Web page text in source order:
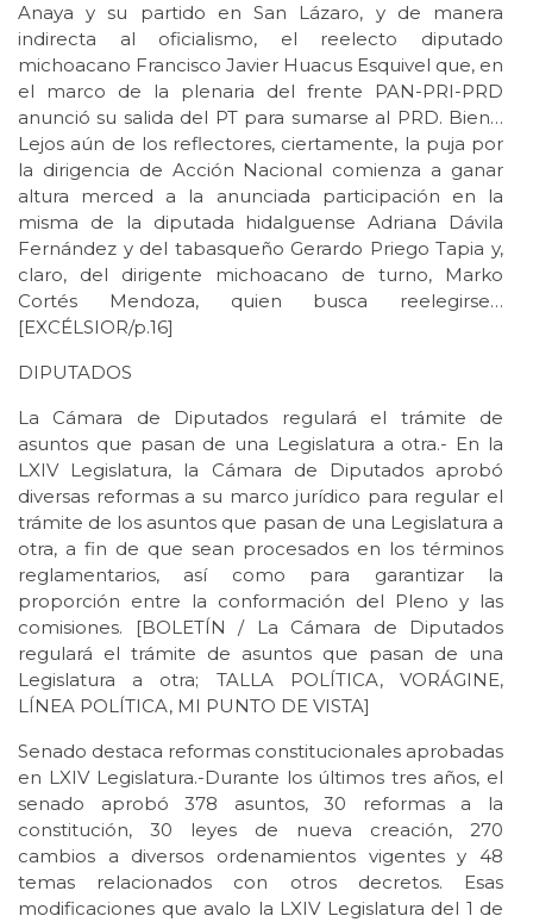
Anaya y su partido en San Lázaro, y de manera
indirecta al oficialismo, el reelecto diputado
michoacano Francisco Javier Huacus Esquivel que, en
el marco de la plenaria del frente PAN-PRI-PRD
anunció su salida del PT para sumarse al PRD. Bien…
Lejos aún de los reflectores, ciertamente, la puja por
la dirigencia de Acción Nacional comienza a ganar
altura merced a la anunciada participación en la
misma de la diputada hidalguense Adriana Dávila
Fernández y del tabasqueño Gerardo Priego Tapia y,
claro, del dirigente michoacano de turno, Marko
Cortés Mendoza, quien busca reelegirse…
[EXCÉLSIOR/p.16]
DIPUTADOS
La Cámara de Diputados regulará el trámite de
asuntos que pasan de una Legislatura a otra.- En la
LXIV Legislatura, la Cámara de Diputados aprobó
diversas reformas a su marco jurídico para regular el
trámite de los asuntos que pasan de una Legislatura a
otra, a fin de que sean procesados en los términos
reglamentarios, así como para garantizar la
proporción entre la conformación del Pleno y las
comisiones. [BOLETÍN / La Cámara de Diputados
regulará el trámite de asuntos que pasan de una
Legislatura a otra; TALLA POLÍTICA, VORÁGINE,
LÍNEA POLÍTICA, MI PUNTO DE VISTA]
Senado destaca reformas constitucionales aprobadas
en LXIV Legislatura.-Durante los últimos tres años, el
senado aprobó 378 asuntos, 30 reformas a la
constitución, 30 leyes de nueva creación, 270
cambios a diversos ordenamientos vigentes y 48
temas relacionados con otros decretos. Esas
modificaciones que avalo la LXIV Legislatura del 1 de